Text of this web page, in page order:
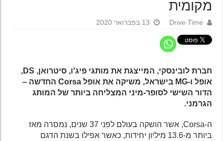
מקומית
Drive Time 13 בפברואר 2020
חברת לובינסקי, המייצגת את מותגי פיג'ו, סיטרואן, DS,
אופל ו-MG בישראל, משיקה את אופל Corsa החדשה –
הדור השישי לסופר-מיני המצליחה ביותר של המותג
הגרמני.
ה-Corsa, אשר הושקה בעולם לפני 37 שנים, נמסרה מאז
ביותר מ-13.6 מיליון יחידות, כאשר אפילו בשנת הדגם